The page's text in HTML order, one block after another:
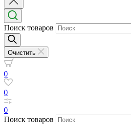
Поиск товаров
Очистить
0
0
0
Поиск товаров